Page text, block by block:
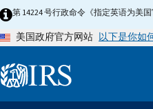
第 14224 号行政命令《指定英语为美
美国政府官方网站 以下是你如
Information